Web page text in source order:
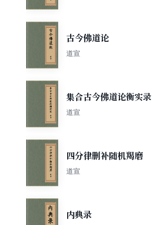
古今佛道论
道宣
集合古今佛道论衡实录
道宣
四分律删补随机羯磨
道宣
内典录